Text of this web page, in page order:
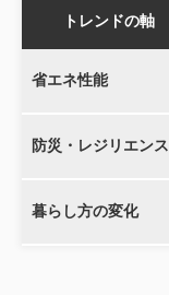
トレンドの軸
省エネ性能
防災・レジリエンス
暮らし方の変化